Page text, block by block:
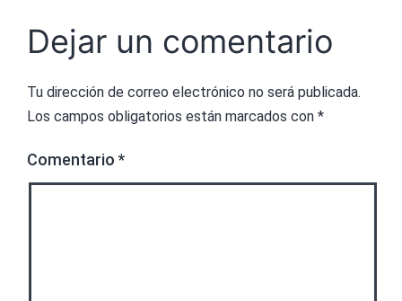
Dejar un comentario
Tu dirección de correo electrónico no será publicada.
Los campos obligatorios están marcados con *
Comentario *